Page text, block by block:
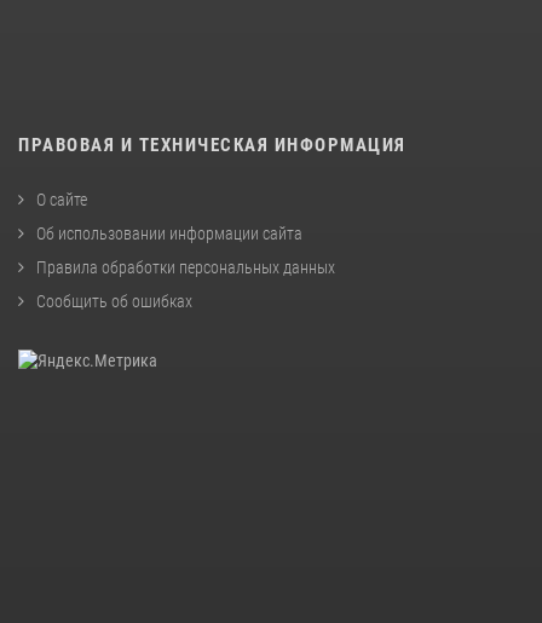
ПРАВОВАЯ И ТЕХНИЧЕСКАЯ ИНФОРМАЦИЯ
О сайте
Об использовании информации сайта
Правила обработки персональных данных
Сообщить об ошибках